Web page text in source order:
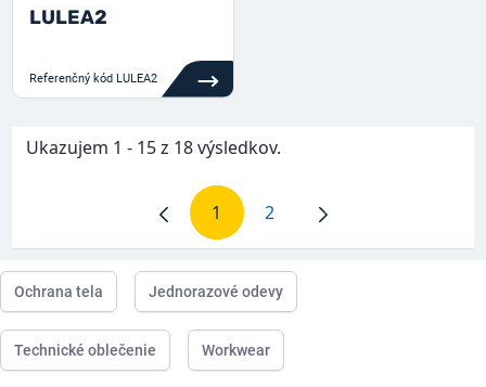
LULEA2
Referenčný kód LULEA2
Ukazujem 1 - 15 z 18 výsledkov.
Stránka
1 Stránka
2
Ochrana tela Jednorazové odevy
Technické oblečenie Workwear